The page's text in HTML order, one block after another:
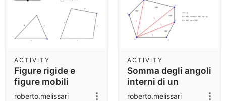
Figure rigide e
figure mobili
ACTIVITY
roberto.melissari
Somma degli angoli
interni di un
poligono
ACTIVITY
roberto.melissari